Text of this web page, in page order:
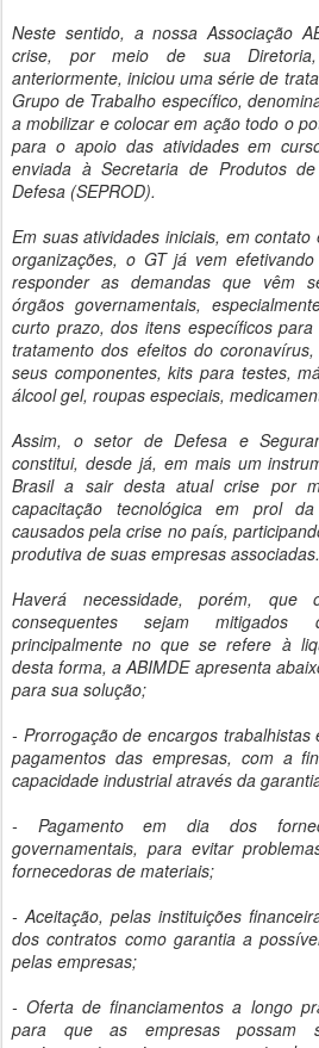
Neste sentido, a nossa Associação
crise, por meio de sua
anteriormente, iniciou uma série de
Grupo de Trabalho específico,
a mobilizar e colocar em ação todo o
para o apoio das atividades em
enviada à Secretaria de Produtos
Defesa (SEPROD).
Em suas atividades iniciais, em
organizações, o GT já vem
responder as demandas que vêm
órgãos governamentais,
curto prazo, dos itens específicos
tratamento dos efeitos do
seus componentes, kits para testes,
álcool gel, roupas especiais,
Assim, o setor de Defesa e
constitui, desde já, em mais um
Brasil a sair desta atual crise por
capacitação tecnológica em prol
causados pela crise no país,
produtiva de suas empresas associadas.
Haverá necessidade, porém, que
consequentes sejam mitigados
principalmente no que se refere à
desta forma, a ABIMDE apresenta
para sua solução;
- Prorrogação de encargos
pagamentos das empresas, com a
capacidade industrial através da
- Pagamento em dia dos
governamentais, para evitar
fornecedoras de materiais;
- Aceitação, pelas instituições
dos contratos como garantia a
pelas empresas;
- Oferta de financiamentos a longo
para que as empresas possam